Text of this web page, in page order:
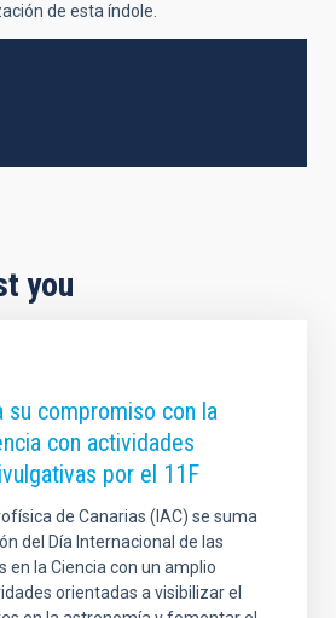
de esta índole.
you
su compromiso con la
con actividades
por el 11F
de Canarias (IAC) se suma
del Día Internacional de las
en la Ciencia con un amplio
orientadas a visibilizar el